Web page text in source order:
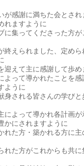
感謝に満ちた会とされ
れますように
集ってくださった方が
えられました、定めら
えて主に感謝して歩め
って導かれたことを感
ように
される皆さんの学びと
よって導かれ各計画が
かにされますように
た方・築かれる方に主
た方がこれからも共に